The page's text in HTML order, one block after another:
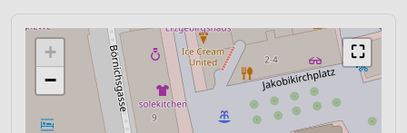
⛶
+
−